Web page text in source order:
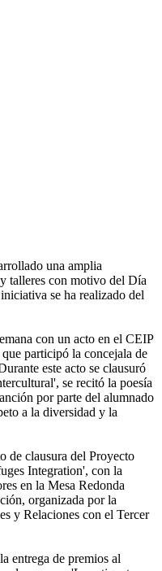
una amplia
talleres con motivo del Día
se ha realizado del
con un acto en el CEIP
participó la concejala de
este acto se clausuró
se recitó la poesía
por parte del alumnado
a la diversidad y la
de clausura del Proyecto
Integration', con la
en la Mesa Redonda
organizada por la
y Relaciones con el Tercer
entrega de premios al